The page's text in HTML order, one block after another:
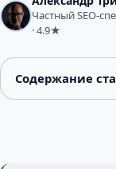
Частный SEO-
· 4.9★
Содержание